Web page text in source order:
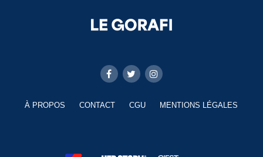
À PROPOS CONTACT CGU MENTIONS LÉGALES